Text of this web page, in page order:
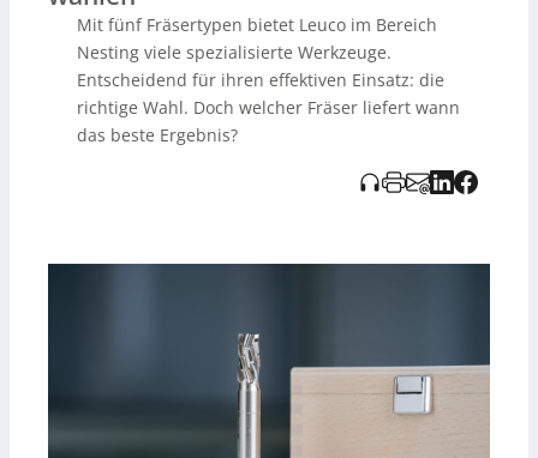
Werkstück und ist für viele Materialdicken geeignet.
Ergänzend gibt es leistungsstärkere, stabilere Fibnoexy-
Varianten, den durchmesserkonstantenDiacurve
Anwender mit möglichst unveränderten
Ausführungen. Neben Werkstoff (z. B. Spanplatte, MDF,
Multiplex) beeinflussen auch Vorschub, Drehzahl,
Standzeit, Nachschärfbarkeit und Energieverbrauch die
Mit fünf Fräsertypen bietet Leuco im Bereich
Nesting viele spezialisierte Werkzeuge.
Entscheidend für ihren effektiven Einsatz: die
richtige Wahl. Doch welcher Fräser liefert wann
das beste Ergebnis?